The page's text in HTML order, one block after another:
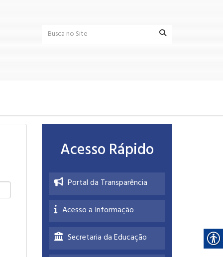
Acesso Rápido
Portal da Transparência
Acesso a Informação
Secretaria da Educação